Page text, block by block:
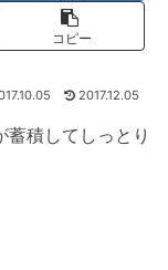
コピー
2017.12.05
積してしっとり